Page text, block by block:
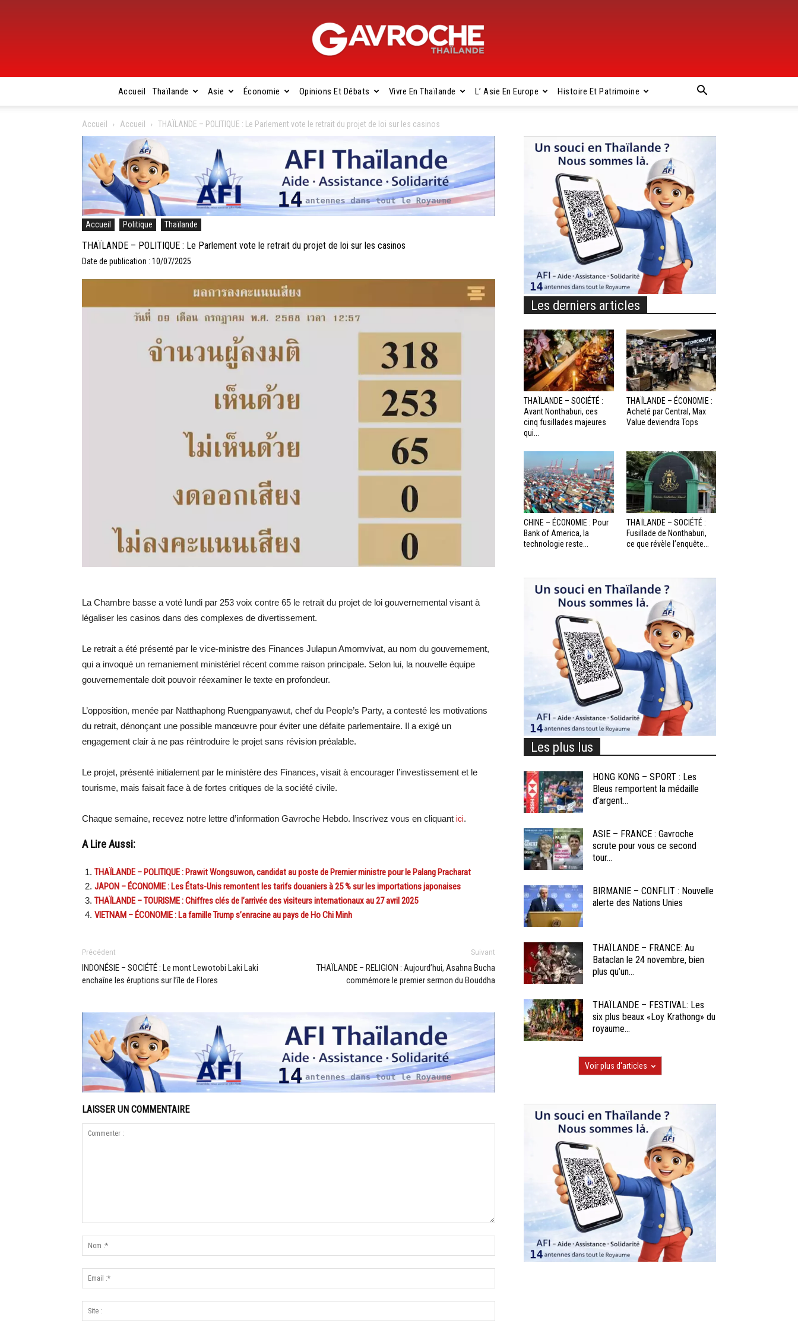
Gavroche
Thaïlande
Accueil Thaïlande Asie Économie Opinions Et Débats Vivre En Thaïlande L’ Asie En Europe Histoire Et Patrimoine
Accueil Accueil THAÏLANDE – POLITIQUE : Le Parlement vote le retrait du projet de loi sur les casinos
Accueil Politique Thaïlande
THAÏLANDE – POLITIQUE : Le Parlement vote le retrait du projet de loi sur les casinos
Date de publication : 10/07/2025
La Chambre basse a voté lundi par 253 voix contre 65 le retrait du projet de loi gouvernemental visant à
légaliser les casinos dans des complexes de divertissement.
Le retrait a été présenté par le vice-ministre des Finances Julapun Amornvivat, au nom du gouvernement,
qui a invoqué un remaniement ministériel récent comme raison principale. Selon lui, la nouvelle équipe
gouvernementale doit pouvoir réexaminer le texte en profondeur.
L’opposition, menée par Natthaphong Ruengpanyawut, chef du People’s Party, a contesté les motivations
du retrait, dénonçant une possible manœuvre pour éviter une défaite parlementaire. Il a exigé un
engagement clair à ne pas réintroduire le projet sans révision préalable.
Le projet, présenté initialement par le ministère des Finances, visait à encourager l’investissement et le
tourisme, mais faisait face à de fortes critiques de la société civile.
Chaque semaine, recevez notre lettre d’information Gavroche Hebdo. Inscrivez vous en cliquant ici.
A Lire Aussi:
THAÏLANDE – POLITIQUE : Prawit Wongsuwon, candidat au poste de Premier ministre pour le Palang Pracharat
JAPON – ÉCONOMIE : Les États-Unis remontent les tarifs douaniers à 25 % sur les importations japonaises
THAÏLANDE – TOURISME : Chiffres clés de l’arrivée des visiteurs internationaux au 27 avril 2025
VIETNAM – ÉCONOMIE : La famille Trump s’enracine au pays de Ho Chi Minh
Précédent
INDONÉSIE – SOCIÉTÉ : Le mont Lewotobi Laki Laki
enchaîne les éruptions sur l’île de Flores
Suivant
THAÏLANDE – RELIGION : Aujourd’hui, Asahna Bucha
commémore le premier sermon du Bouddha
LAISSER UN COMMENTAIRE
Les derniers articles
THAÏLANDE – SOCIÉTÉ :
Avant Nonthaburi, ces
cinq fusillades majeures
qui...
THAÏLANDE – ÉCONOMIE :
Acheté par Central, Max
Value deviendra Tops
CHINE – ÉCONOMIE : Pour
Bank of America, la
technologie reste...
THAÏLANDE – SOCIÉTÉ :
Fusillade de Nonthaburi,
ce que révèle l’enquête...
Les plus lus
HONG KONG – SPORT : Les
Bleus remportent la médaille
d’argent...
ASIE – FRANCE : Gavroche
scrute pour vous ce second
tour...
BIRMANIE – CONFLIT : Nouvelle
alerte des Nations Unies
THAÏLANDE – FRANCE: Au
Bataclan le 24 novembre, bien
plus qu’un...
THAÏLANDE – FESTIVAL: Les
six plus beaux «Loy Krathong» du
royaume...
Voir plus d'articles